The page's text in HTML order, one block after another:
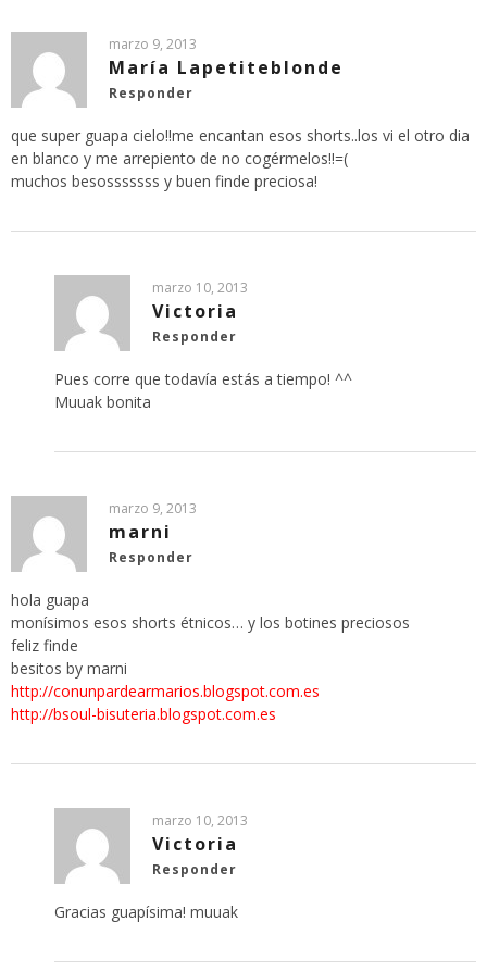
marzo 9, 2013
María Lapetiteblonde
Responder
que super guapa cielo!!me encantan esos shorts..los vi el otro dia
en blanco y me arrepiento de no cogérmelos!!=(
muchos besosssssss y buen finde preciosa!
marzo 10, 2013
Victoria
Responder
Pues corre que todavía estás a tiempo! ^^
Muuak bonita
marzo 9, 2013
marni
Responder
hola guapa
monísimos esos shorts étnicos… y los botines preciosos
feliz finde
besitos by marni
http://conunpardearmarios.blogspot.com.es
http://bsoul-bisuteria.blogspot.com.es
marzo 10, 2013
Victoria
Responder
Gracias guapísima! muuak